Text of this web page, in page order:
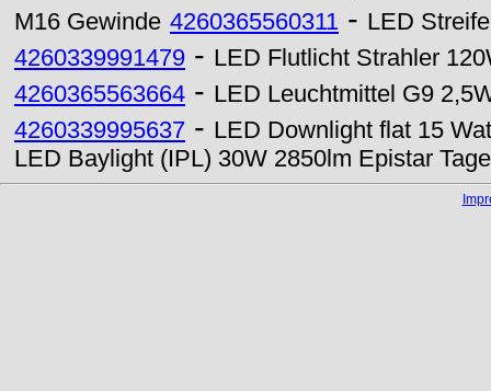
M16 Gewinde 4260365560311 - LED
4260339991479 - LED Flutlicht Strahler
4260365563664 - LED Leuchtmittel G9
4260339995637 - LED Downlight flat 15
LED Baylight (IPL) 30W 2850lm Epistar